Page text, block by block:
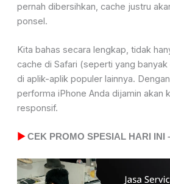
pernah dibersihkan, cache justru
ponsel.
Kita bahas secara lengkap, tidak
cache di Safari (seperti yang
di aplik-aplik populer lainnya.
performa iPhone Anda dijamin akan
responsif.
▶CEK PROMO SPESIAL HARI INI